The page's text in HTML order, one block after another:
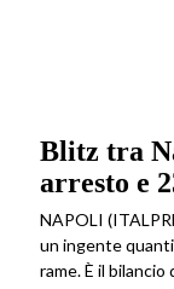
Blitz tra
arresto e
NAPOLI
un ingente
rame. È il bilancio